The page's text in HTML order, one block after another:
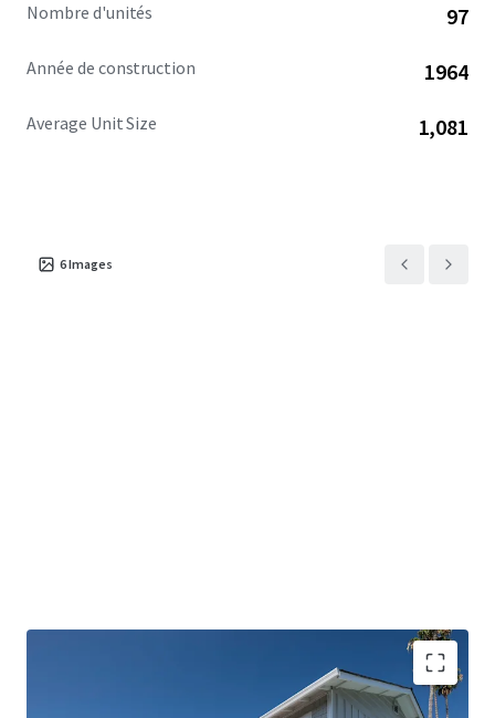
Nombre d'unités 97
Année de construction 1964
Average Unit Size 1,081
6Images